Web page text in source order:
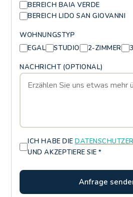
BEREICH BAIA VERDE
BEREICH LIDO SAN GIOVANNI
WOHNUNGSTYP
EGAL
STUDIO 2-ZIMMER
NACHRICHT (OPTIONAL)
ICH HABE DIE
UND AKZEPTIERE SIE *
Anfrage